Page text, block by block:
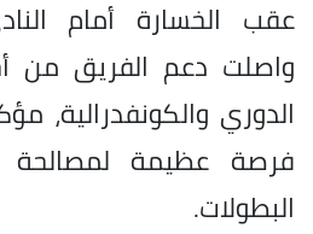
عقب الخسارة أمام
واصلت دعم الفريق من
الدوري والكونفدرالية،
فرصة عظيمة لمصالحة
البطولات.